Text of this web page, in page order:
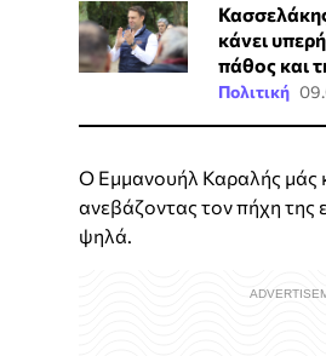
κάνει
πάθος και
Πολιτική
Ο Εμμανουήλ Καραλής μάς
ανεβάζοντας τον πήχη της
ψηλά.